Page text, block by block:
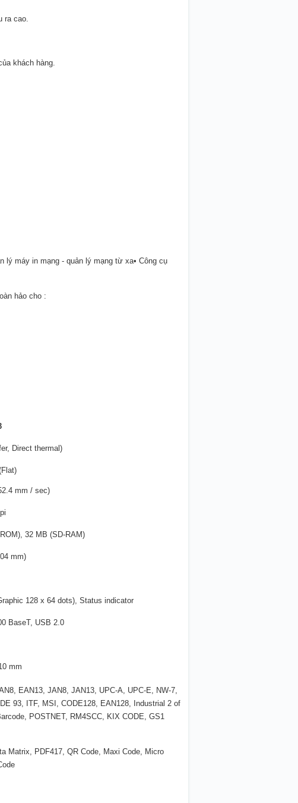
ra cao.
khách hàng.
lý máy in mạng - quản lý mạng từ xa• Công cụ
hảo cho :
Direct thermal)
mm / sec)
32 MB (SD-RAM)
mm)
128 x 64 dots), Status indicator
BaseT, USB 2.0
mm
EAN13, JAN8, JAN13, UPC-A, UPC-E, NW-7,
93, ITF, MSI, CODE128, EAN128, Industrial 2 of
POSTNET, RM4SCC, KIX CODE, GS1
Matrix, PDF417, QR Code, Maxi Code, Micro